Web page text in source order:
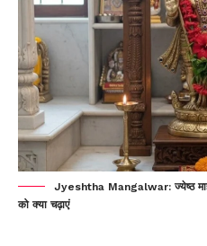
Jyeshtha Mangalwar: ज्येष्ठ
को क्या चढ़ाएं